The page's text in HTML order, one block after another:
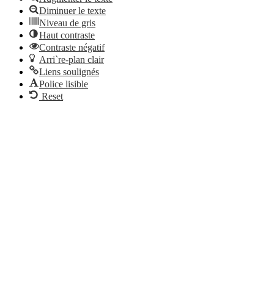
Diminuer le texte
Niveau de gris
Haut contraste
Contraste négatif
Arri`re-plan clair
Liens soulignés
Police lisible
Reset